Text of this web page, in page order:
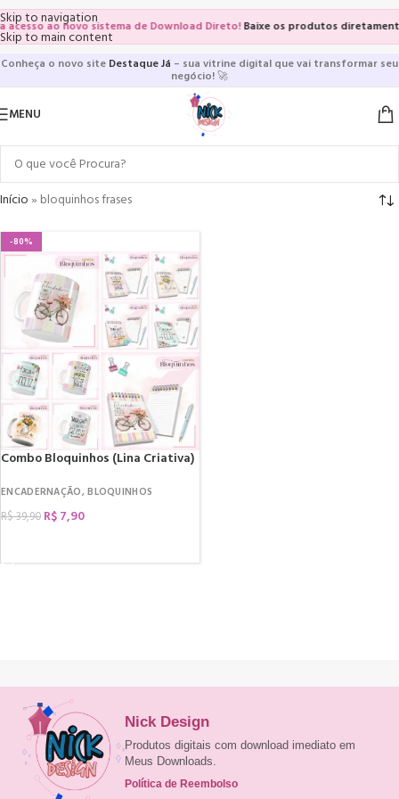
Skip to navigation
Skip to main content
ao novo sistema de Download Direto!Baixe os produtos
Conheça o novo site Destaque Já – sua vitrine digital que vai transformar seu
negócio!🚀
MENU
Início» bloquinhos frases
-80%
Combo Bloquinhos (Lina Criativa)
ENCADERNAÇÃO,BLOQUINHOS
R$39,90 R$7,90
Nick Design
Produtos digitais com download imediato em
Meus Downloads.
Política de Reembolso